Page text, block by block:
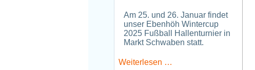
2026
Am 25. und 26. Januar findet
unser Ebenhöh Wintercup
2025 Fußball Hallenturnier in
Markt Schwaben statt.
Weiterlesen …